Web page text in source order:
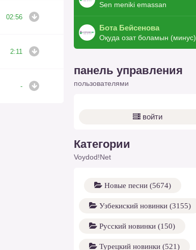
02:56
2:11
-
Sen meniki emassan
Бота Бейсенова
Оқуда озат боламын (минус)
панель управления
пользователями
войти
Категории
Voydod!Net
Новые песни (5674)
Узбекиский новинки (3155)
Русский новинки (150)
Турецкий новинки (521)